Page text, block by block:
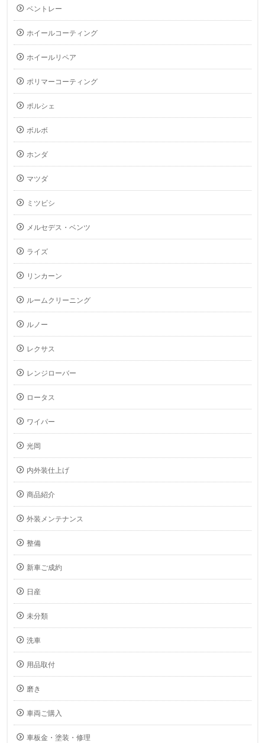
ベントレー
ホイールコーティング
ホイールリペア
ポリマーコーティング
ポルシェ
ボルボ
ホンダ
マツダ
ミツビシ
メルセデス・ベンツ
ライズ
リンカーン
ルームクリーニング
ルノー
レクサス
レンジローバー
ロータス
ワイパー
光岡
内外装仕上げ
商品紹介
外装メンテナンス
整備
新車ご成約
日産
未分類
洗車
用品取付
磨き
車両ご購入
車板金・塗装・修理